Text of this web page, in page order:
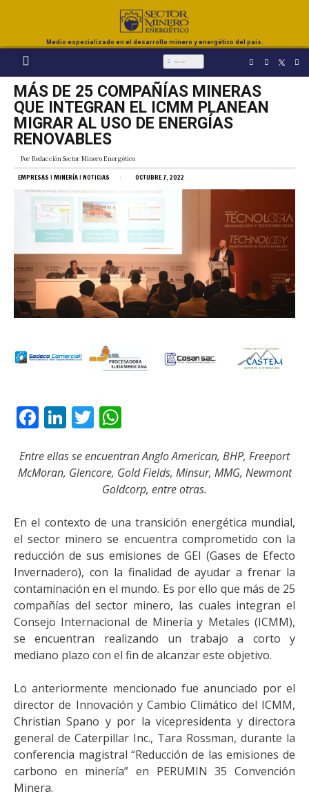
Medio especializado en el desarrollo minero y energético del país.
MÁS DE 25 COMPAÑÍAS MINERAS
QUE INTEGRAN EL ICMM PLANEAN
MIGRAR AL USO DE ENERGÍAS
RENOVABLES
Por Redacción Sector Minero Energético
EMPRESAS | MINERÍA| NOTICIAS OCTUBRE 7, 2022
Facebook
LinkedIn
Twitter
Entre ellas se encuentran Anglo American, BHP, Freeport
McMoran, Glencore, Gold Fields, Minsur, MMG, Newmont
Goldcorp, entre otras.
En el contexto de una transición energética mundial,
el sector minero se encuentra comprometido con la
reducción de sus emisiones de GEI (Gases de Efecto
Invernadero), con la finalidad de ayudar a frenar la
contaminación en el mundo. Es por ello que más de 25
compañías del sector minero, las cuales integran el
Consejo Internacional de Minería y Metales (ICMM),
se encuentran realizando un trabajo a corto y
mediano plazo con el fin de alcanzar este objetivo.
Lo anteriormente mencionado fue anunciado por el
director de Innovación y Cambio Climático del ICMM,
Christian Spano y por la vicepresidenta y directora
general de Caterpillar Inc., Tara Rossman, durante la
conferencia magistral “Reducción de las emisiones de
carbono en minería” en PERUMIN 35 Convención
Minera.